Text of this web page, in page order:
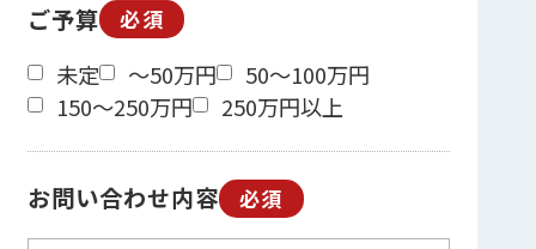
ご予算 必須
未定 ～50万円
50～100万円
150～250万円
250万円以上
お問い合わせ内容 必須